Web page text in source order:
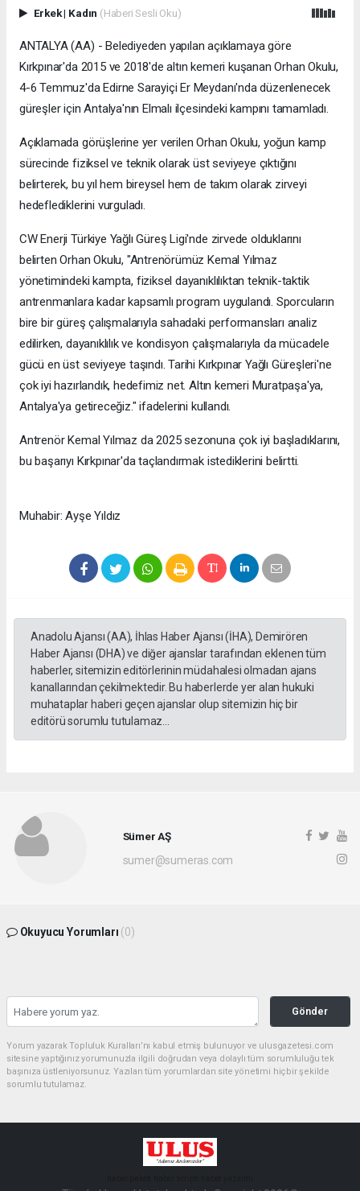
Erkek| Kadın (Haberi Sesli Oku)
ANTALYA (AA) - Belediyeden yapılan açıklamaya göre
Kırkpınar'da 2015 ve 2018'de altın kemeri kuşanan Orhan Okulu,
4-6 Temmuz'da Edirne Sarayiçi Er Meydanı'nda düzenlenecek
güreşler için Antalya'nın Elmalı ilçesindeki kampını tamamladı.
Açıklamada görüşlerine yer verilen Orhan Okulu, yoğun kamp
sürecinde fiziksel ve teknik olarak üst seviyeye çıktığını
belirterek, bu yıl hem bireysel hem de takım olarak zirveyi
hedeflediklerini vurguladı.
CW Enerji Türkiye Yağlı Güreş Ligi'nde zirvede olduklarını
belirten Orhan Okulu, "Antrenörümüz Kemal Yılmaz
yönetimindeki kampta, fiziksel dayanıklılıktan teknik-taktik
antrenmanlara kadar kapsamlı program uygulandı. Sporcuların
bire bir güreş çalışmalarıyla sahadaki performansları analiz
edilirken, dayanıklılık ve kondisyon çalışmalarıyla da mücadele
gücü en üst seviyeye taşındı. Tarihi Kırkpınar Yağlı Güreşleri'ne
çok iyi hazırlandık, hedefimiz net. Altın kemeri Muratpaşa'ya,
Antalya'ya getireceğiz." ifadelerini kullandı.
Antrenör Kemal Yılmaz da 2025 sezonuna çok iyi başladıklarını,
bu başarıyı Kırkpınar'da taçlandırmak istediklerini belirtti.
Muhabir: Ayşe Yıldız
Anadolu Ajansı (AA), İhlas Haber Ajansı (İHA), Demirören
Haber Ajansı (DHA) ve diğer ajanslar tarafından eklenen tüm
haberler, sitemizin editörlerinin müdahalesi olmadan ajans
kanallarından çekilmektedir. Bu haberlerde yer alan hukuki
muhataplar haberi geçen ajanslar olup sitemizin hiç bir
editörü sorumlu tutulamaz...
Sümer AŞ
sumer@sumeras.com
Okuyucu Yorumları (0)
Gönder
Yorum yazarak Topluluk Kuralları’nı kabul etmiş bulunuyor ve ulusgazetesi.com
sitesine yaptığınız yorumunuzla ilgili doğrudan veya dolaylı tüm sorumluluğu tek
başınıza üstleniyorsunuz. Yazılan tüm yorumlardan site yönetimi hiçbir şekilde
sorumlu tutulamaz.